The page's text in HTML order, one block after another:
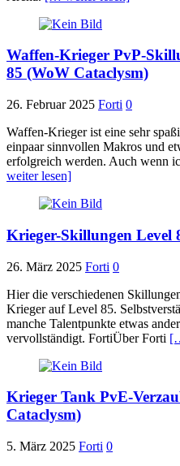
Waffen-Krieger PvP-
85 (WoW Cataclysm)
26. Februar 2025 Forti 0
Waffen-Krieger ist eine sehr
einpaar sinnvollen Makros und
erfolgreich werden. Auch wenn
weiter lesen]
Krieger-Skillungen Level
26. März 2025 Forti 0
Hier die verschiedenen
Krieger auf Level 85.
manche Talentpunkte etwas
vervollständigt. FortiÜber Forti
Krieger Tank PvE-
Cataclysm)
5. März 2025 Forti 0